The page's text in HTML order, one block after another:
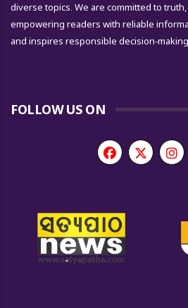
diverse topics. We are committed to
empowering readers with reliable
and inspires responsible decision-
FOLLOW US ON